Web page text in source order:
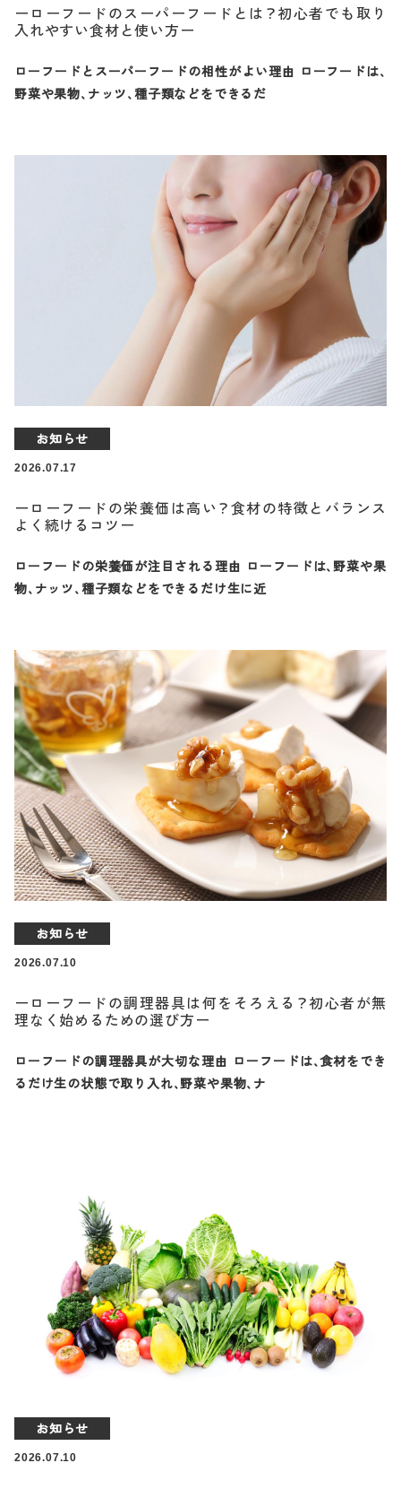
ーローフードのスーパーフードとは？初心者でも取り
入れやすい食材と使い方ー
ローフードとスーパーフードの相性がよい理由 ローフードは、
野菜や果物、ナッツ、種子類などをできるだ
お知らせ
2026.07.17
ーローフードの栄養価は高い？食材の特徴とバランス
よく続けるコツー
ローフードの栄養価が注目される理由 ローフードは、野菜や果
物、ナッツ、種子類などをできるだけ生に近
お知らせ
2026.07.10
ーローフードの調理器具は何をそろえる？初心者が無
理なく始めるための選び方ー
ローフードの調理器具が大切な理由 ローフードは、食材をでき
るだけ生の状態で取り入れ、野菜や果物、ナ
お知らせ
2026.07.10